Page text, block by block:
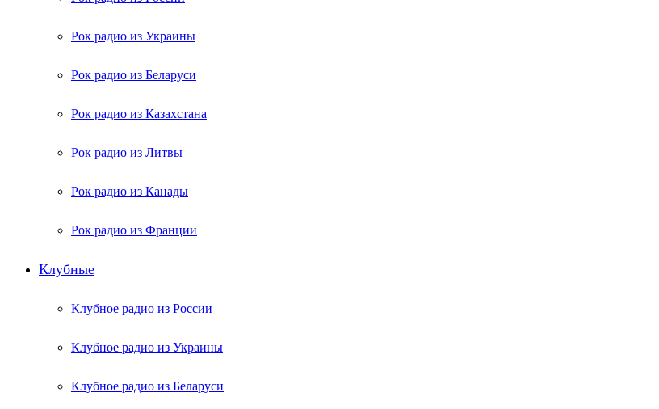
Рок радио из Украины
Рок радио из Беларуси
Рок радио из Казахстана
Рок радио из Литвы
Рок радио из Канады
Рок радио из Франции
Клубные
Клубное радио из России
Клубное радио из Украины
Клубное радио из Беларуси